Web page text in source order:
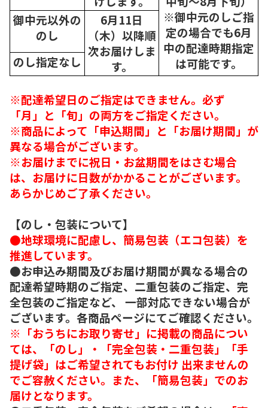
※御中元のしご指
定の場合でも6月
中の配達時期指定
は可能です。
御中元以外の
のし
6月11日
（木）以降順
次お届けしま
す。
のし指定なし
※配達希望日のご指定はできません。必ず
「月」と「旬」の両方をご指定ください。
※商品によって「申込期間」と「お届け期間」が
異なる場合がございます。
※お届けまでに祝日・お盆期間をはさむ場合
は、お届けに日数がかかることがございます。
あらかじめご了承ください。
【のし・包装について】
●地球環境に配慮し、簡易包装（エコ包装）を
推進しています。
●お申込み期間及びお届け期間が異なる場合の
配達希望時期のご指定、二重包装のご指定、完
全包装のご指定など、 一部対応できない場合が
ございます。各商品ページにてご確認ください。
※「おうちにお取り寄せ」に掲載の商品につい
ては、「のし」・「完全包装・二重包装」「手
提げ袋」はご希望されてもお付け 出来ませんの
でご容赦ください。また、「簡易包装」でのお
届けとなります。